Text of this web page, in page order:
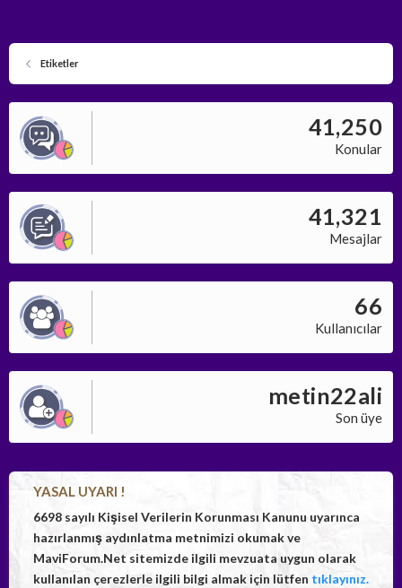
Etiketler
41,250
Konular
41,321
Mesajlar
66
Kullanıcılar
metin22ali
Son üye
YASAL UYARI !
6698 sayılı Kişisel Verilerin Korunması Kanunu uyarınca
hazırlanmış aydınlatma metnimizi okumak ve
MaviForum.Net sitemizde ilgili mevzuata uygun olarak
kullanılan çerezlerle ilgili bilgi almak için lütfen tıklayınız.